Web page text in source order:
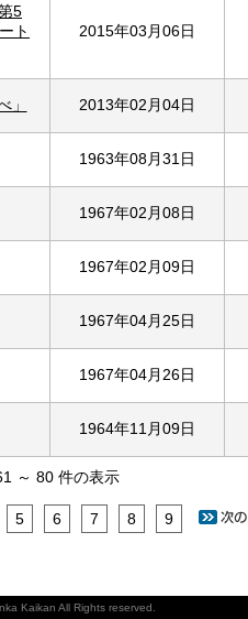
5
ト
2015年03月06日
」 2013年02月04日
1963年08月31日
1967年02月08日
1967年02月09日
1967年04月25日
1967年04月26日
1964年11月09日
～ 80 件の表示
5 6 7 8 9
Kaikan All Rights reserved.